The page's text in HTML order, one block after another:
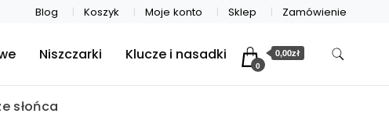
Blog Koszyk Moje konto Sklep Zamówienie
Niszczarki Klucze i nasadki
0
0,00zł
słońca